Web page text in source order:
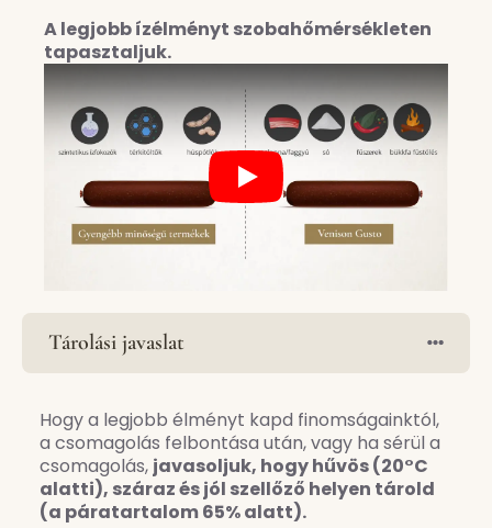
A legjobb ízélményt szobahőmérsékleten
tapasztaljuk.
Play
Tárolási javaslat
Hogy a legjobb élményt kapd finomságainktól,
a csomagolás felbontása után, vagy ha sérül a
csomagolás, javasoljuk, hogy hűvös (20°C
alatti), száraz és jól szellőző helyen tárold
(a páratartalom 65% alatt).